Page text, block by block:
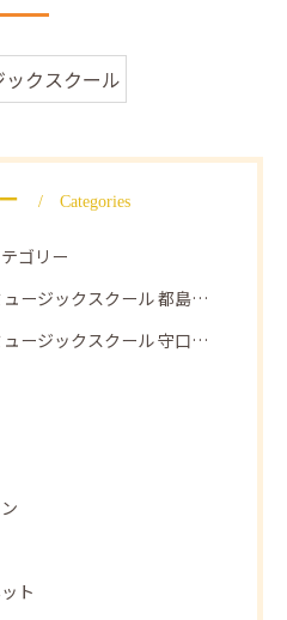
クスクール
Categories
ゴリー
ージックスクール 都島教室
ージックスクール 守口教室
ト